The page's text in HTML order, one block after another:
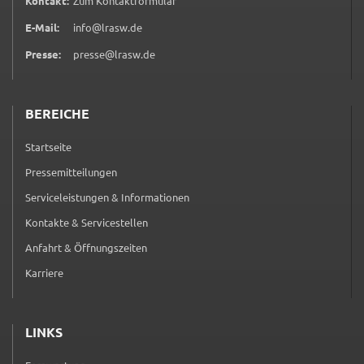
E-Mail:
info@lrasw.de
Presse:
presse@lrasw.de
BEREICHE
Startseite
Pressemitteilungen
Serviceleistungen & Informationen
Kontakte & Servicestellen
Anfahrt & Öffnungszeiten
Karriere
LINKS
Zweck:
Speicherung Einwilligung Datenschutzhinweise
Cookie Laufzeit:
Frontend Benutzer
Name:
fe_typo_user
Anbieter:
Landratsamt Schweinfurt
Zweck: